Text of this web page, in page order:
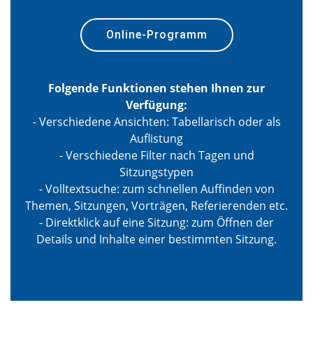
Online-Programm
Folgende Funktionen stehen Ihnen zur
Verfügung:
- Verschiedene Ansichten: Tabellarisch oder als
Auflistung
- Verschiedene Filter nach Tagen und
Sitzungstypen
- Volltextsuche: zum schnellen Auffinden von
Themen, Sitzungen, Vorträgen, Referierenden etc.
- Direktklick auf eine Sitzung: zum Öffnen der
Details und Inhalte einer bestimmten Sitzung.